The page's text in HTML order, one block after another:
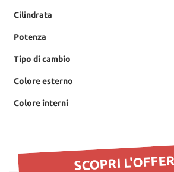
Cilindrata
Potenza
Tipo di cambio
Colore esterno
Colore interni
SCOPRI
policy.
Puoi
e
modificare
tue
scelte
in